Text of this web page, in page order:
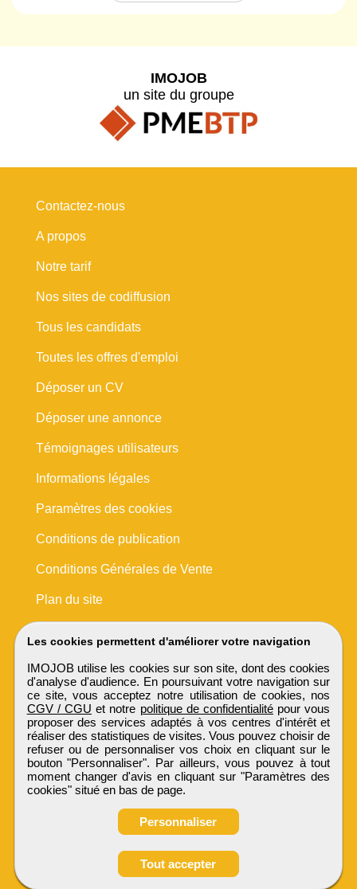
Les cookies permettent d'améliorer votre navigation
IMOJOB utilise les cookies sur son site, dont des cookies
d'analyse d'audience. En poursuivant votre navigation sur
ce site, vous acceptez notre utilisation de cookies, nos
CGV / CGU et notre politique de confidentialité pour vous
proposer des services adaptés à vos centres d'intérêt et
réaliser des statistiques de visites. Vous pouvez choisir de
refuser ou de personnaliser vos choix en cliquant sur le
bouton "Personnaliser". Par ailleurs, vous pouvez à tout
moment changer d'avis en cliquant sur "Paramètres des
cookies" situé en bas de page.
Personnaliser
Tout accepter
IMOJOB
un site du groupe
Contactez-nous
A propos
Notre tarif
Nos sites de codiffusion
Tous les candidats
Toutes les offres d'emploi
Déposer un CV
Déposer une annonce
Témoignages utilisateurs
Informations légales
Paramètres des cookies
Conditions de publication
Conditions Générales de Vente
Plan du site
IMOJOB